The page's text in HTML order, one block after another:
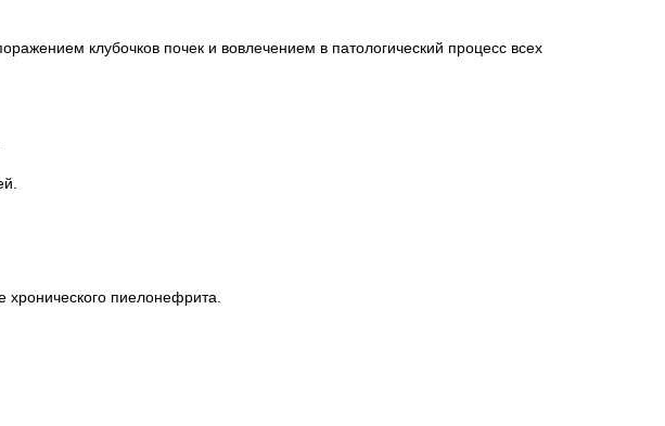
клубочков почек и вовлечением в патологический процесс всех
пиелонефрита.